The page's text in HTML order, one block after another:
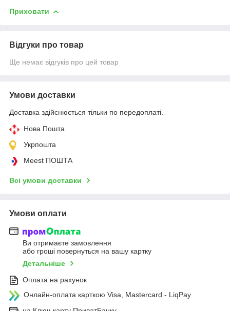
Приховати
Відгуки про товар
Ще немає відгуків про цей товар
Умови доставки
Доставка здійснюється тільки по передоплаті.
Нова Пошта
Укрпошта
Meest ПОШТА
Всі умови доставки
Умови оплати
Ви отримаєте замовлення
або гроші повернуться на вашу картку
Детальніше
Оплата на рахунок
Онлайн-оплата карткою Visa, Mastercard - LiqPay